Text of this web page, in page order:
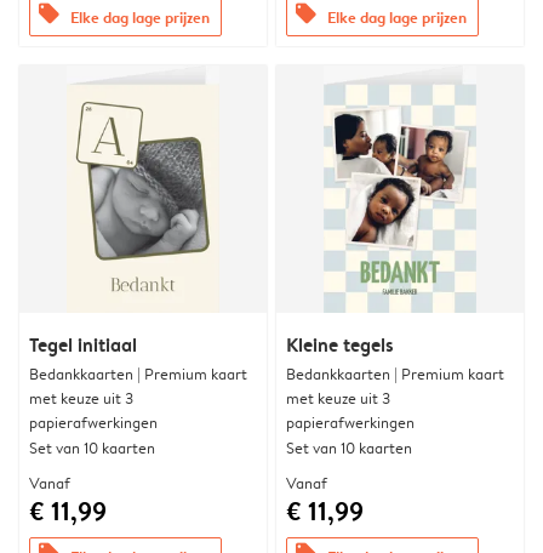
offers Elke dag lage prijzen offers Elke dag lage prijzen
Tegel initiaal
Bedankkaarten | Premium kaart
met keuze uit 3
papierafwerkingen
Set van 10 kaarten
Vanaf
€ 11,99
Kleine tegels
Bedankkaarten | Premium kaart
met keuze uit 3
papierafwerkingen
Set van 10 kaarten
Vanaf
€ 11,99